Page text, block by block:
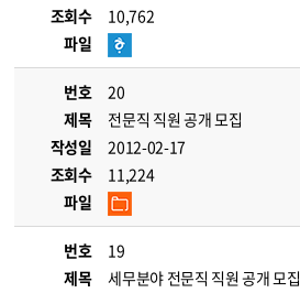
조회수
10,762
파일
번호
20
제목
전문직 직원 공개 모집
작성일
2012-02-17
조회수
11,224
파일
번호
19
제목
세무분야 전문직 직원 공개 모집